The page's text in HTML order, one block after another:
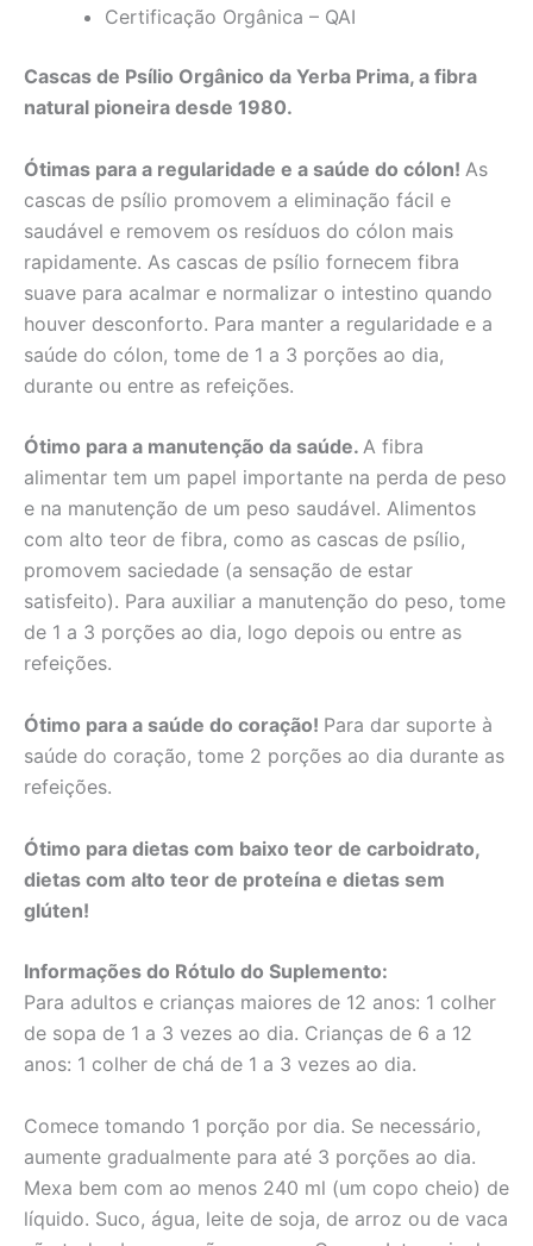
Certificação Orgânica – QAI
Cascas de Psílio Orgânico da Yerba Prima, a fibra
natural pioneira desde 1980.
Ótimas para a regularidade e a saúde do cólon! As
cascas de psílio promovem a eliminação fácil e
saudável e removem os resíduos do cólon mais
rapidamente. As cascas de psílio fornecem fibra
suave para acalmar e normalizar o intestino quando
houver desconforto. Para manter a regularidade e a
saúde do cólon, tome de 1 a 3 porções ao dia,
durante ou entre as refeições.
Ótimo para a manutenção da saúde. A fibra
alimentar tem um papel importante na perda de peso
e na manutenção de um peso saudável. Alimentos
com alto teor de fibra, como as cascas de psílio,
promovem saciedade (a sensação de estar
satisfeito). Para auxiliar a manutenção do peso, tome
de 1 a 3 porções ao dia, logo depois ou entre as
refeições.
Ótimo para a saúde do coração! Para dar suporte à
saúde do coração, tome 2 porções ao dia durante as
refeições.
Ótimo para dietas com baixo teor de carboidrato,
dietas com alto teor de proteína e dietas sem
glúten!
Informações do Rótulo do Suplemento:
Para adultos e crianças maiores de 12 anos: 1 colher
de sopa de 1 a 3 vezes ao dia. Crianças de 6 a 12
anos: 1 colher de chá de 1 a 3 vezes ao dia.
Comece tomando 1 porção por dia. Se necessário,
aumente gradualmente para até 3 porções ao dia.
Mexa bem com ao menos 240 ml (um copo cheio) de
líquido. Suco, água, leite de soja, de arroz ou de vaca